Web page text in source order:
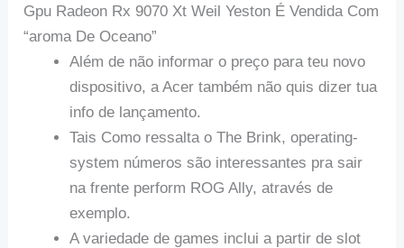
Gpu Radeon Rx 9070 Xt Weil Yeston É Vendida Com
“aroma De Oceano”
Além de não informar o preço para teu novo
dispositivo, a Acer também não quis dizer tua
info de lançamento.
Tais Como ressalta o The Brink, operating-
system números são interessantes pra sair
na frente perform ROG Ally, através de
exemplo.
A variedade de games inclui a partir de slot